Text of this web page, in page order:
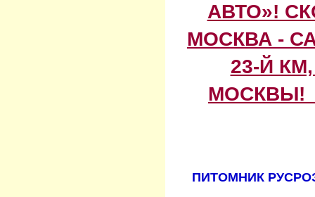
АВТО»!
МОСКВА -
23-Й
МОСКВЫ!
ПИТОМНИК